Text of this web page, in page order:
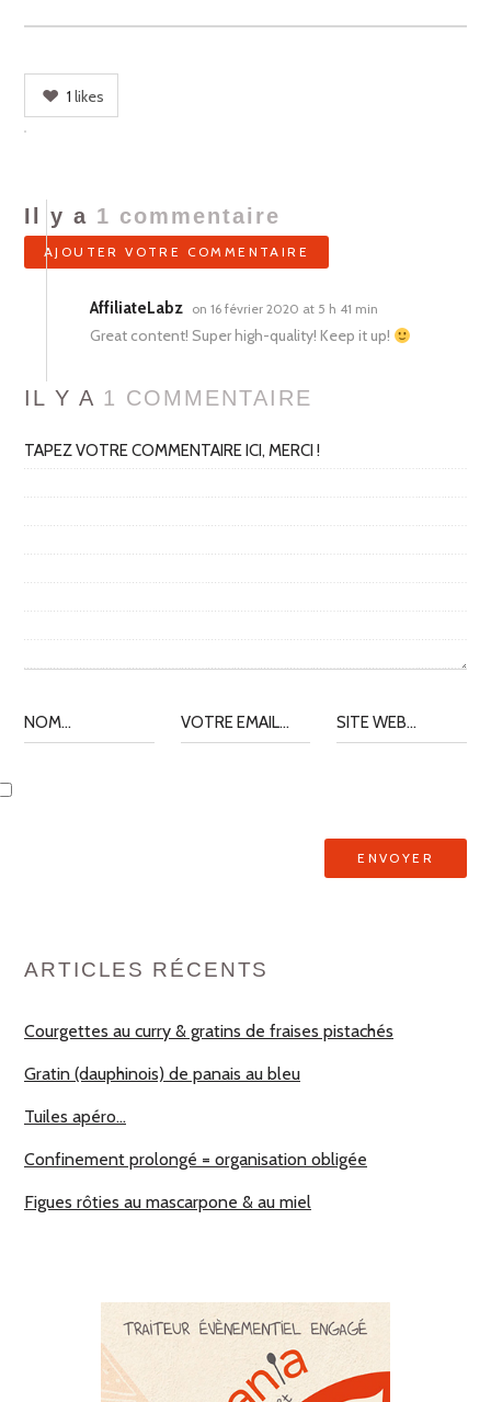
1 likes
Il y a 1 commentaire
AJOUTER VOTRE COMMENTAIRE
AffiliateLabz on 16 février 2020 at 5 h 41 min
Great content! Super high-quality! Keep it up!
IL Y A 1 COMMENTAIRE
ARTICLES RÉCENTS
Courgettes au curry & gratins de fraises pistachés
Gratin (dauphinois) de panais au bleu
Tuiles apéro…
Confinement prolongé = organisation obligée
Figues rôties au mascarpone & au miel